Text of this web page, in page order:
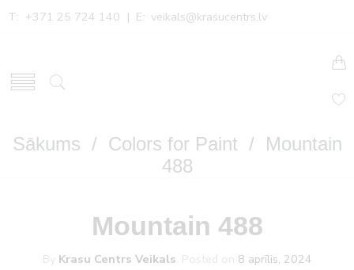
T: +371 25 724 140 | E: veikals@krasucentrs.lv
Sākums / Colors for Paint / Mountain
488
Mountain 488
By Krasu Centrs Veikals Posted on 8 aprīlis, 2024